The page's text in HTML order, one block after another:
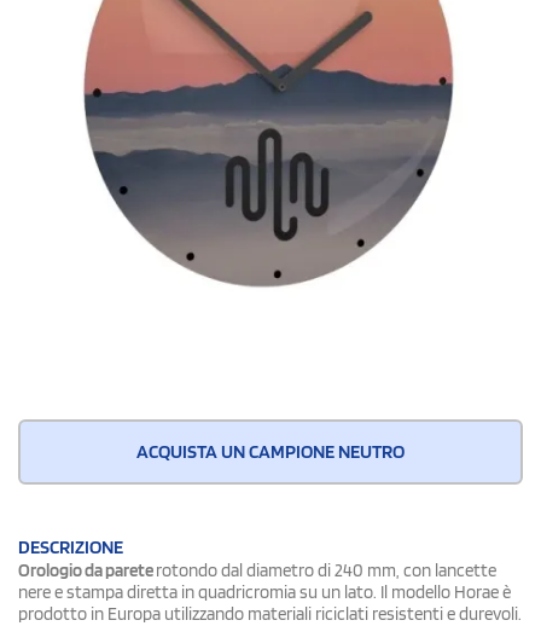
ACQUISTA UN CAMPIONE NEUTRO
DESCRIZIONE
Orologio da pareterotondo dal diametro di 240 mm, con lancette
nere e stampa diretta in quadricromia su un lato. Il modello Horae è
prodotto in Europa utilizzando materiali riciclati resistenti e durevoli.